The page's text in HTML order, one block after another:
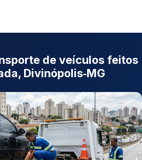
de veículos feitos
Divinópolis‑MG